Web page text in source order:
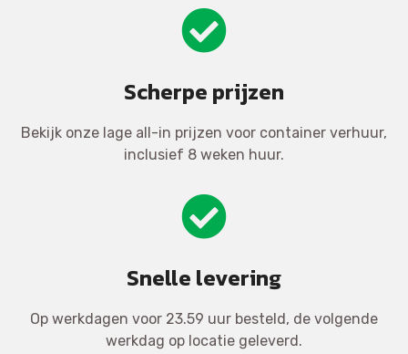
Scherpe prijzen
Bekijk onze lage all-in prijzen voor container verhuur,
inclusief 8 weken huur.
Snelle levering
Op werkdagen voor 23.59 uur besteld, de volgende
werkdag op locatie geleverd.